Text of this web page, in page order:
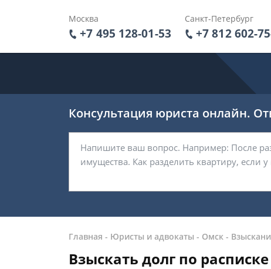
Москва
+7 495 128-01-53
Санкт-Петербург
+7 812 602-
Консультация юриста онлайн.
Главная - Юристы и адвокаты - Омск -
Взыскать долг по